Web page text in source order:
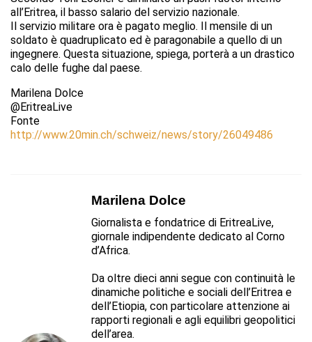
all’Eritrea, il basso salario del servizio nazionale.
Il servizio militare ora è pagato meglio. Il mensile di un
soldato è quadruplicato ed è paragonabile a quello di un
ingegnere. Questa situazione, spiega, porterà a un drastico
calo delle fughe dal paese.
Marilena Dolce
@EritreaLive
Fonte
http://www.20min.ch/schweiz/news/story/26049486
Marilena Dolce
Giornalista e fondatrice di EritreaLive,
giornale indipendente dedicato al Corno
d’Africa.
Da oltre dieci anni segue con continuità le
dinamiche politiche e sociali dell’Eritrea e
dell’Etiopia, con particolare attenzione ai
rapporti regionali e agli equilibri geopolitici
dell’area.